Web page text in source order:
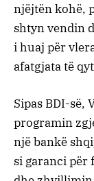
njëjtën kohë,
shtyn vendin
i huaj për
afatgjata të
Sipas BDI-së,
programin
një bankë
si garanci